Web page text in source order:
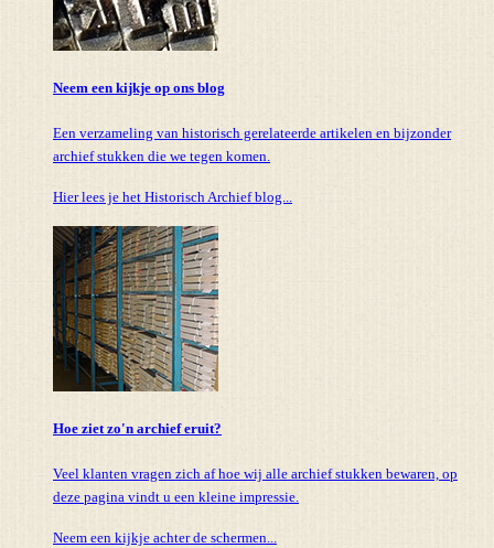
Neem een kijkje op ons blog
Een verzameling van historisch gerelateerde artikelen en bijzonder
archief stukken die we tegen komen.
Hier lees je het Historisch Archief blog...
Hoe ziet zo'n archief eruit?
Veel klanten vragen zich af hoe wij alle archief stukken bewaren, op
deze pagina vindt u een kleine impressie.
Neem een kijkje achter de schermen...